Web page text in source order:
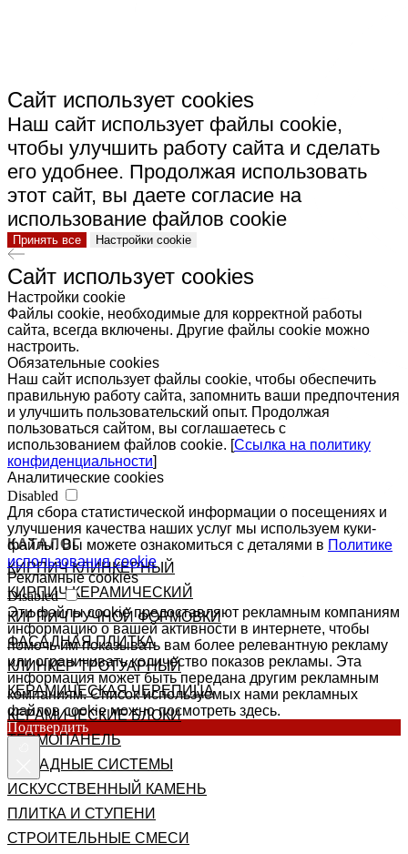
КАТАЛОГ
КИРПИЧ КЛИНКЕРНЫЙ
КИРПИЧ КЕРАМИЧЕСКИЙ
КИРПИЧ РУЧНОЙ ФОРМОВКИ
ФАСАДНАЯ ПЛИТКА
КЛИНКЕР ТРОТУАРНЫЙ
КЕРАМИЧЕСКАЯ ЧЕРЕПИЦА
КЕРАМИЧЕСКИЕ БЛОКИ
ТЕРМОПАНЕЛЬ
ФАСАДНЫЕ СИСТЕМЫ
ИСКУССТВЕННЫЙ КАМЕНЬ
ПЛИТКА И СТУПЕНИ
СТРОИТЕЛЬНЫЕ СМЕСИ
Сайт использует cookies
Наш сайт использует файлы cookie,
чтобы улучшить работу сайта и сделать
его удобнее. Продолжая использовать
этот сайт, вы даете согласие на
использование файлов cookie
Принять все Настройки cookie
Сайт использует cookies
Настройки cookie
Файлы cookie, необходимые для корректной работы
сайта, всегда включены. Другие файлы cookie можно
настроить.
Обязательные cookies
Наш сайт использует файлы cookie, чтобы обеспечить
правильную работу сайта, запомнить ваши предпочтения
и улучшить пользовательский опыт. Продолжая
пользоваться сайтом, вы соглашаетесь с
использованием файлов cookie. [Ссылка на политику
конфиденциальности]
Аналитические cookies
Disabled
Для сбора статистической информации о посещениях и
улучшения качества наших услуг мы используем куки-
файлы. Вы можете ознакомиться с деталями в Политике
использования cookie
Рекламные cookies
Disabled
Эти файлы cookie предоставляют рекламным компаниям
информацию о вашей активности в интернете, чтобы
помочь им показывать вам более релевантную рекламу
или ограничивать количество показов рекламы. Эта
информация может быть передана другим рекламным
компаниям. Список используемых нами рекламных
файлов cookie можно посмотреть здесь.
Подтвердить